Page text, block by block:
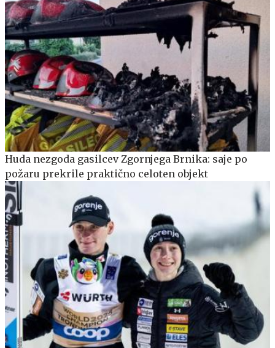
Huda nezgoda gasilcev Zgornjega Brnika: saje po
požaru prekrile praktično celoten objekt